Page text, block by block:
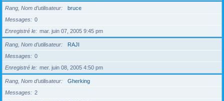
Rang, Nom d’utilisateur
bruce
Messages
0
Enregistré le
mar. juin 07, 2005 9:45 pm
Rang, Nom d’utilisateur
RAJI
Messages
0
Enregistré le
mer. juin 08, 2005 4:50 pm
Rang, Nom d’utilisateur
Gherking
Messages
2